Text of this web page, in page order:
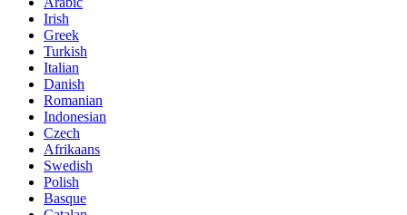
Irish
Greek
Turkish
Italian
Danish
Romanian
Indonesian
Czech
Afrikaans
Swedish
Polish
Basque